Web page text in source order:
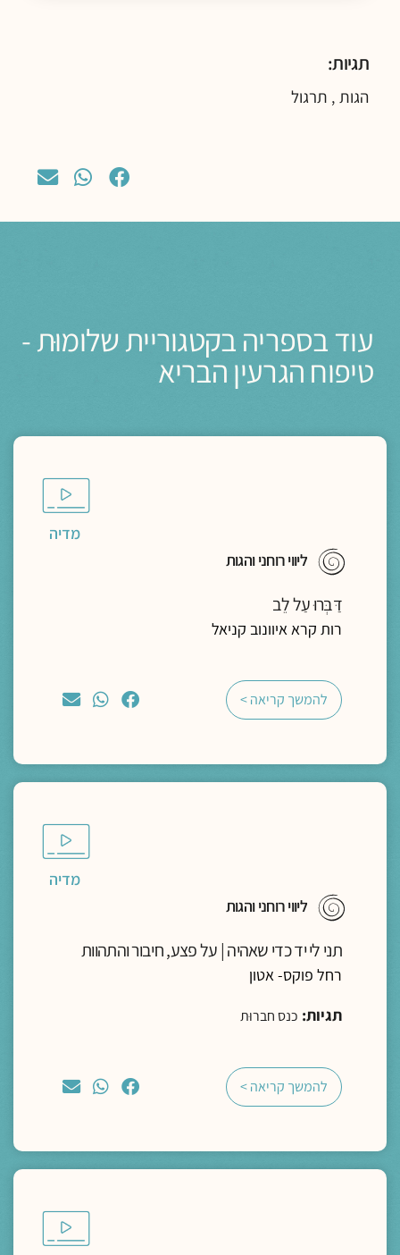
תגיות:
הגות , תרגול
עוד בספריה בקטגוריית שלומוּת -
טיפוח הגרעין הבריא
מדיה
ליווי רוחני והגות
דַּבְּרוּ עַל לֵב
רות קרא איוונוב קניאל
להמשך קריאה >
מדיה
ליווי רוחני והגות
תני לי יד כדי שאהיה | על פצע, חיבור והתהוות
רחל פוקס- אטון
תגיות: כנס חברוּת
להמשך קריאה >